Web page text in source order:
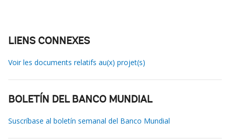
LIENS CONNEXES
Voir les documents relatifs au(x) projet(s)
BOLETÍN DEL BANCO MUNDIAL
Suscríbase al boletín semanal del Banco Mundial